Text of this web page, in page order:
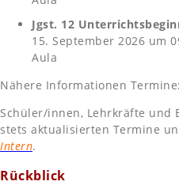
Jgst. 12
15. September 2026 um
Aula
Nähere Informationen
Schüler/innen, Lehrkräfte und
stets aktualisierten Termine
Intern.
Rückblick